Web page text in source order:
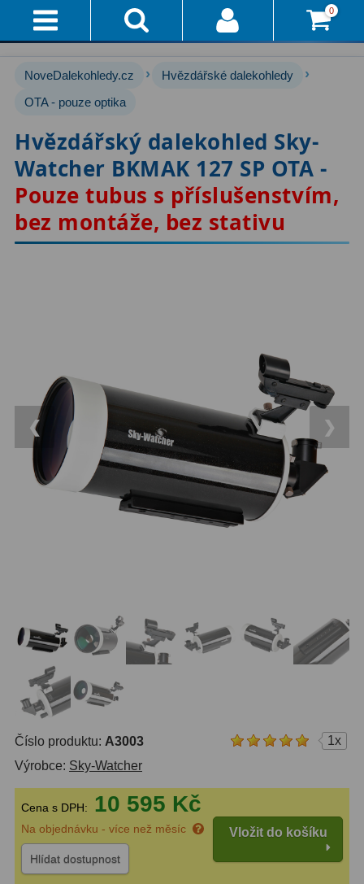
0
Přihlášení
Affiliate
Průvodce
Doručení
A
Platba
Dnů
Reklamace
Stav
Objednávky
Akce!
Hvězdářské dalekohledy
Pro začátečníky 67
Pro děti30
Čočkové60
Zrcadlové65
OTA - pouze optika
Sluneční 1
Do 3000 Kč 24
Do 6000 Kč37
WA (52°-60°) 64
SWA (62°-78°)101
UWA (80°-98°)27
ZOOM 12
ED a Flat Field 12
Měřící, s mřížkou6
Ostatní30
NoveDalekohledy.cz › Hvězdářské dalekohledy ›
OTA - pouze optika
❮ ❯
Hvězdářský dalekohled Sky-
Watcher BKMAK 127 SP OTA -
Pouze tubus s příslušenstvím,
bez montáže, bez stativu
Číslo produktu: A3003
Výrobce: Sky-Watcher
1x
Cena s DPH: 10 595 Kč
Na objednávku - více než měsíc
Hlídat dostupnost
Vložit do košíku